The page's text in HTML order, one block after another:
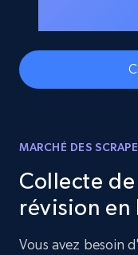
MARCHÉ DES
Collecte
révision
Vous avez besoin